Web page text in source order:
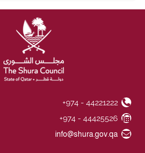
Phone Number
+974 - 44221222
Fax Number
+974 - 44425526
Email ID
info@shura.gov.qa